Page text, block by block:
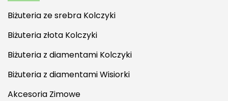
Biżuteria ze srebra Kolczyki
Biżuteria złota Kolczyki
Biżuteria z diamentami Kolczyki
Biżuteria z diamentami Wisiorki
Akcesoria Zimowe